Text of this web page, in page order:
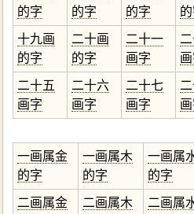
的字
的字
的字
十九画
的字
二十画
的字
二十一
画字
二十五
画字
二十六
画字
二十七
画字
一画属金
的字
一画属木
的字
一画属
的字
二画属金
二画属木
二画属